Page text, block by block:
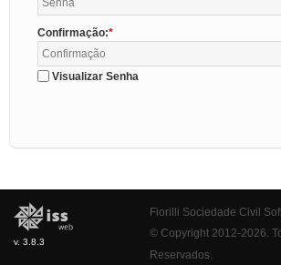
Confirmação:
Visualizar Senha
v. 3.8.3
Fiorilli Sociedade Civil
© Copyright 2012-2026.
Reservados.